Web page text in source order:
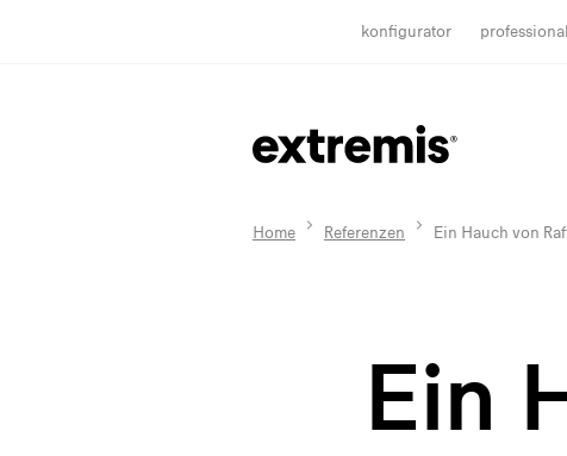
konfigurator
Home Referenzen Ein Hauch von
Ein